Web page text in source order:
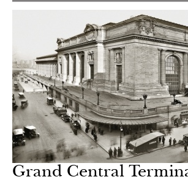
Grand Central
Йорк